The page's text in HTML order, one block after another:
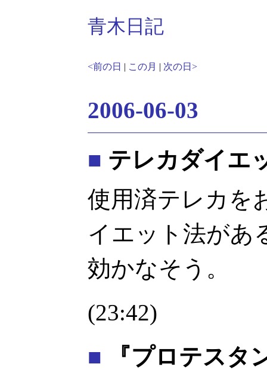
青木日記
<前の日 | この月 | 次の日>
2006-06-03
■ テレカダイエ
使用済テレカを
イエット法があ
効かなそう。
(23:42)
■ 『プロテスタ